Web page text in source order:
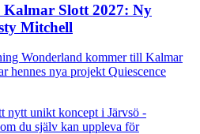
Slott 2027: Ny
Mitchell
Wonderland kommer till Kalmar
hennes nya projekt Quiescence